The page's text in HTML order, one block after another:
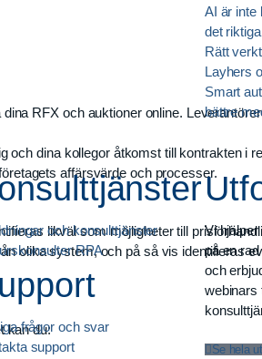
AI är inte
det
Rätt
Layhers
Smart
bättre
och konsulttjänster
RPA
frågor och svar
support
Vi
på en
och
webinars
Se hela
RFX och auktioner online.
och dina kollegor åtkomst till kontrakten i
affärsvärde och processer.
likväl som möjligheter till
olika system, och på så vis identifieras
kan du: